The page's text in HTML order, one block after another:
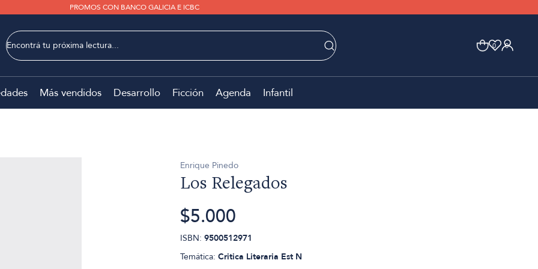
PROMOS CON BANCO GALICIA E ICBC
0 0
Más vendidos Desarrollo Ficción Agenda Infantil
Enrique Pinedo
Los Relegados
$5.000
ISBN: 9500512971
Temática: Critica Literaria Est N